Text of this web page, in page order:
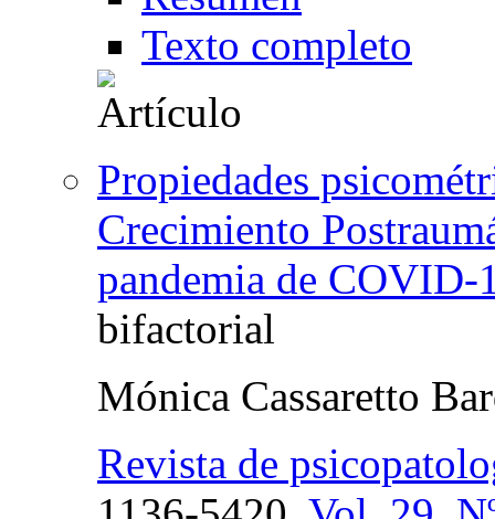
Texto completo
Propiedades
Crecimiento
pandemia de COVID-
bifactorial
Mónica Cassaretto
Revista de